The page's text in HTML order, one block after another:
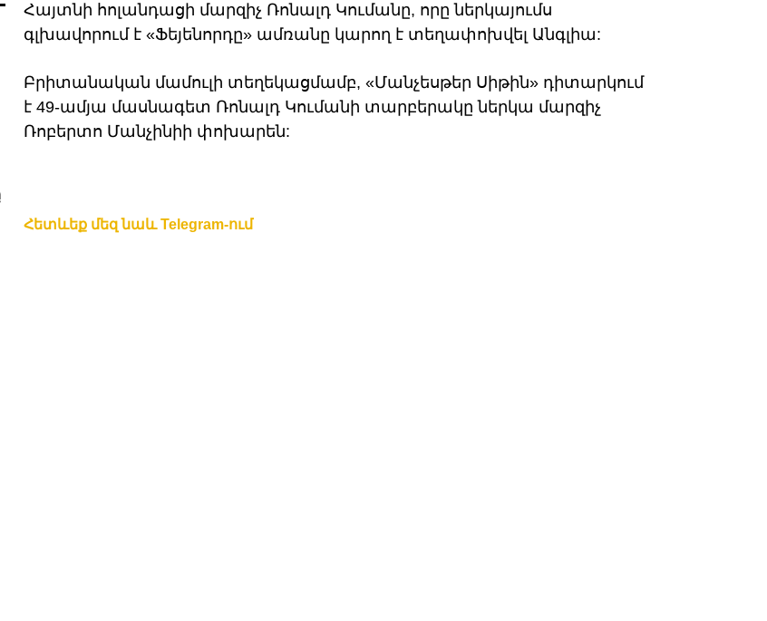
Հայտնի հոլանդացի մարզիչ Ռոնալդ Կումանը, որը ներկայումս
գլխավորում է «Ֆեյենորդը» ամռանը կարող է տեղափոխվել Անգլիա:
Բրիտանական մամուլի տեղեկացմամբ, «Մանչեսթեր Սիթին» դիտարկում
է 49-ամյա մասնագետ Ռոնալդ Կումանի տարբերակը ներկա մարզիչ
Ռոբերտո Մանչինիի փոխարեն:
Հետևեք մեզ նաև Telegram-ում